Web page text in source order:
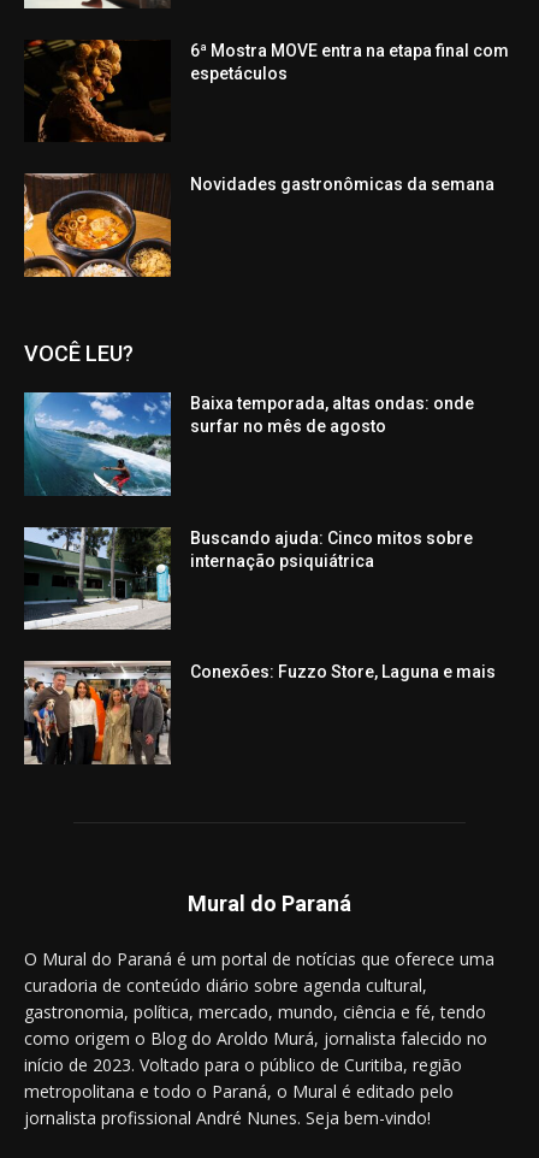
6ª Mostra MOVE entra na etapa final com
espetáculos
Novidades gastronômicas da semana
VOCÊ LEU?
Baixa temporada, altas ondas: onde
surfar no mês de agosto
Buscando ajuda: Cinco mitos sobre
internação psiquiátrica
Conexões: Fuzzo Store, Laguna e mais
Mural do Paraná
O Mural do Paraná é um portal de notícias que oferece uma
curadoria de conteúdo diário sobre agenda cultural,
gastronomia, política, mercado, mundo, ciência e fé, tendo
como origem o Blog do Aroldo Murá, jornalista falecido no
início de 2023. Voltado para o público de Curitiba, região
metropolitana e todo o Paraná, o Mural é editado pelo
jornalista profissional André Nunes. Seja bem-vindo!